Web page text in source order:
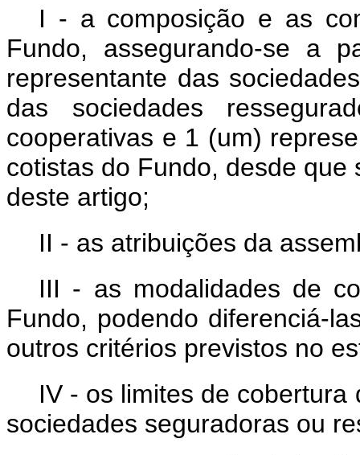
I - a composição e as
Fundo, assegurando-se a
representante das
das sociedades
cooperativas e 1 (um)
cotistas do Fundo, desde
deste artigo;
II - as atribuições da
III - as modalidades de
Fundo, podendo diferenciá-
outros critérios previstos no
IV - os limites de
sociedades seguradoras ou